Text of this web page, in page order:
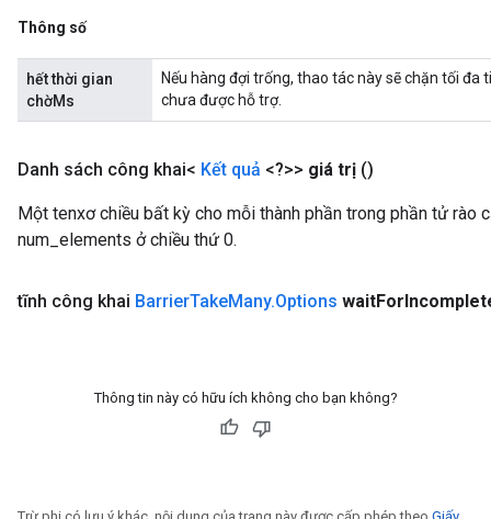
Thông số
hết thời gian
chờMs
Nếu hàng đợi trống, thao tác này sẽ chặn tối
chưa được hỗ trợ.
Danh sách công khai< Kết quả <?>> giá trị ()
Một tenxơ chiều bất kỳ cho mỗi thành phần trong phần tử rào
num_elements ở chiều thứ 0.
tĩnh công khai BarrierTakeMany.Options waitFor
Thông tin này có hữu ích không cho bạn không?